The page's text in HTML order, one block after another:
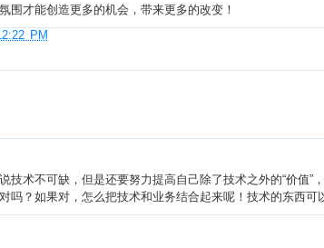
围才能创造更多的机会，带来更多的改变！
PM
术不可缺，但是还要努力提高自己除了技术之外的“价值
？如果对，怎么把技术和业务结合起来呢！技术的东西可